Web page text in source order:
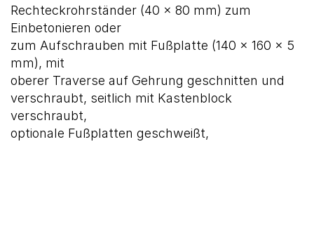
Rechteckrohrständer (40 x 80 mm) zum
Einbetonieren oder
zum Aufschrauben mit Fußplatte (140 x 160 x 5
mm), mit
oberer Traverse auf Gehrung geschnitten und
verschraubt, seitlich mit Kastenblock
verschraubt,
optionale Fußplatten geschweißt,